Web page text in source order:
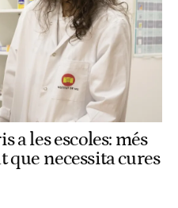
a les escoles: més
que necessita cures